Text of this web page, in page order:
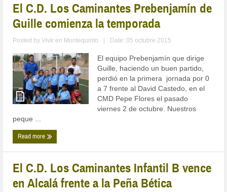
El C.D. Los Caminantes Prebenjamín de
Guille comienza la temporada
Posted byVivir en Montequinto Date: 05 octubre 2015
El equipo Prebenjamín que dirige
Guille, haciendo un buen partido,
perdió en la primera jornada por 0
a 7 frente al David Castedo, en el
CMD Pepe Flores el pasado
viernes 2 de octubre. Nuestros
peque ...
Read more
El C.D. Los Caminantes Infantil B vence
en Alcalá frente a la Peña Bética